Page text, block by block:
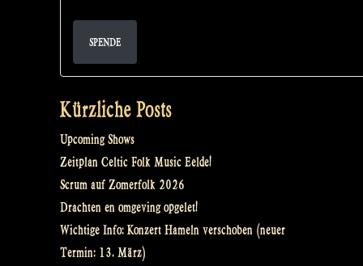
SPENDE
Kürzliche Posts
Upcoming Shows
Zeitplan Celtic Folk Music Eelde!
Scrum auf Zomerfolk 2026
Drachten en omgeving opgelet!
Wichtige Info: Konzert Hameln verschoben (neuer
Termin: 13. März)